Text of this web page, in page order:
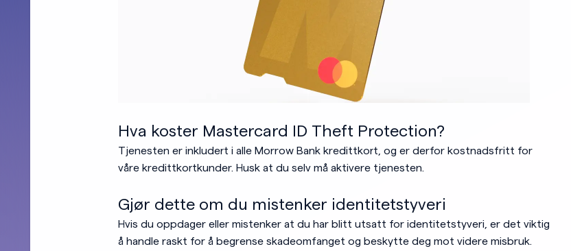
Hva koster Mastercard ID Theft Protection?
Tjenesten er inkludert i alle Morrow Bank kredittkort, og er derfor kostnadsfritt for
våre kredittkortkunder. Husk at du selv må aktivere tjenesten.
Gjør dette om du mistenker identitetstyveri
Hvis du oppdager eller mistenker at du har blitt utsatt for identitetstyveri, er det viktig
å handle raskt for å begrense skadeomfanget og beskytte deg mot videre misbruk.